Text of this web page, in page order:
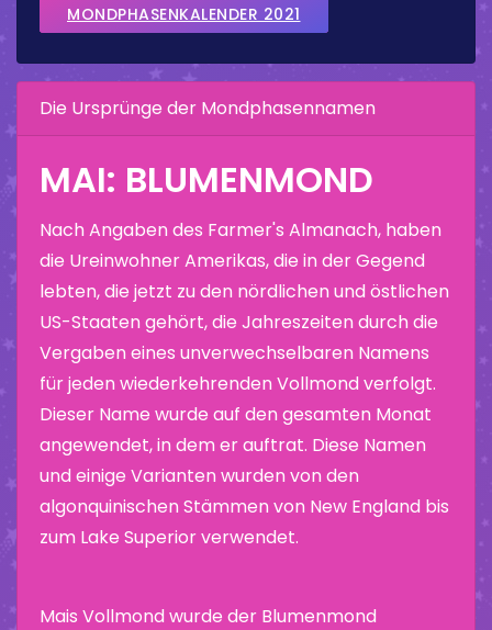
MONDPHASENKALENDER 2021
Die Ursprünge der Mondphasennamen
MAI: BLUMENMOND
Nach Angaben des Farmer's Almanach, haben
die Ureinwohner Amerikas, die in der Gegend
lebten, die jetzt zu den nördlichen und östlichen
US-Staaten gehört, die Jahreszeiten durch die
Vergaben eines unverwechselbaren Namens
für jeden wiederkehrenden Vollmond verfolgt.
Dieser Name wurde auf den gesamten Monat
angewendet, in dem er auftrat. Diese Namen
und einige Varianten wurden von den
algonquinischen Stämmen von New England bis
zum Lake Superior verwendet.
Mais Vollmond wurde der Blumenmond